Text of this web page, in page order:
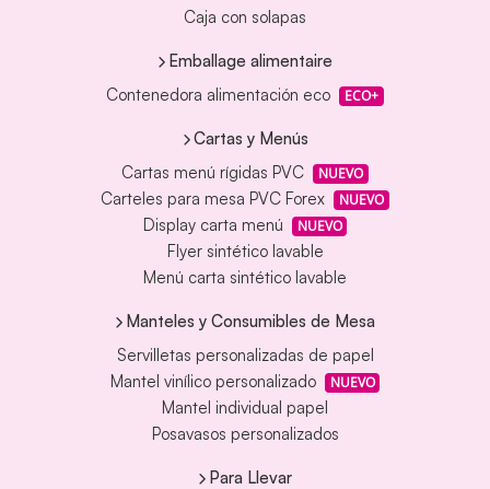
Caja con solapas
Emballage alimentaire
Contenedora alimentación eco
ECO+
Cartas y Menús
Cartas menú rígidas PVC
NUEVO
Carteles para mesa PVC Forex NUEVO
Display carta menú NUEVO
Flyer sintético lavable
Menú carta sintético lavable
Manteles y Consumibles de Mesa
Servilletas personalizadas de papel
Mantel vinílico personalizado
NUEVO
Mantel individual papel
Posavasos personalizados
Para Llevar